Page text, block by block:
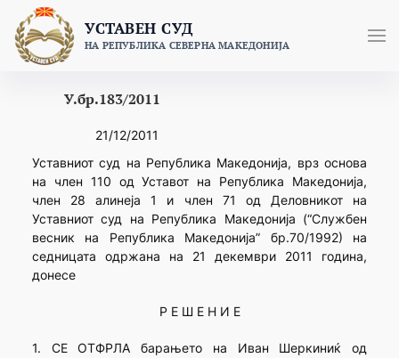
content
УСТАВЕН СУД
НА РЕПУБЛИКА СЕВЕРНА МАКЕДОНИЈА
У.бр.183/2011
21/12/2011
Уставниот суд на Република Македонија, врз основа
на член 110 од Уставот на Република Македонија,
член 28 алинеја 1 и член 71 од Деловникот на
Уставниот суд на Република Македонија (“Службен
весник на Република Македонија” бр.70/1992) на
седницата одржана на 21 декември 2011 година,
донесе
Р Е Ш Е Н И Е
1. СЕ ОТФРЛА барањето на Иван Шеркиниќ од